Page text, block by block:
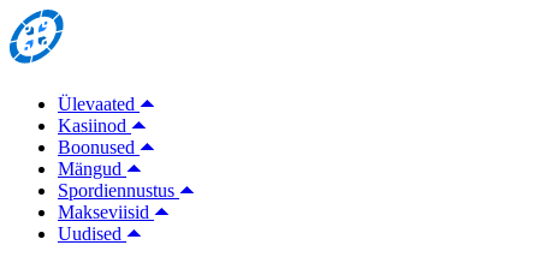
Ülevaated
Kasiinod
Boonused
Mängud
Spordiennustus
Makseviisid
Uudised